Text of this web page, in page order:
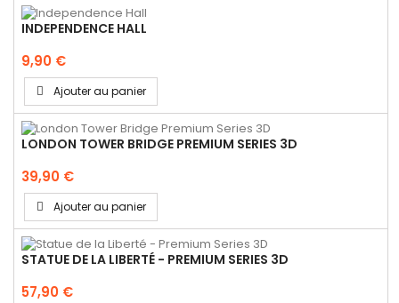
INDEPENDENCE HALL
9,90 €
Ajouter au panier
LONDON TOWER BRIDGE PREMIUM SERIES 3D
39,90 €
Ajouter au panier
STATUE DE LA LIBERTÉ - PREMIUM SERIES 3D
57,90 €